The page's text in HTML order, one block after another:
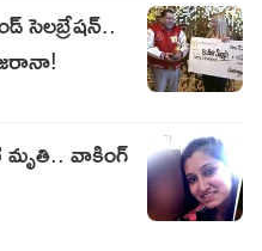
సెలబ్రేషన్..
మృతి.. వాకింగ్